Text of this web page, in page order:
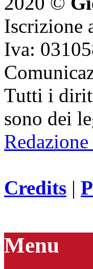
Iscrizione
Iva:
Tutti i
sono dei
Credits |
Menu